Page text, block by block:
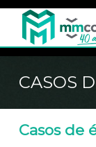
content
CASOS
Casos de